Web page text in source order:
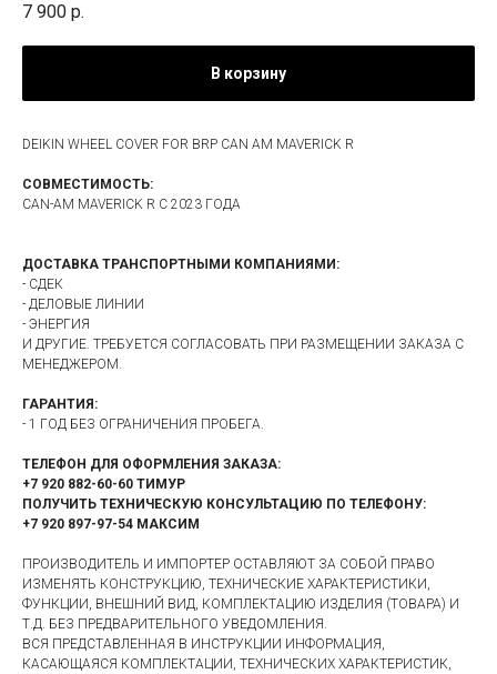
7 900 р.
В корзину
DEIKIN WHEEL COVER FOR BRP CAN AM MAVERICK R
СОВМЕСТИМОСТЬ:
CAN-AM MAVERICK R С 2023 ГОДА
ДОСТАВКА ТРАНСПОРТНЫМИ КОМПАНИЯМИ:
- СДЕК
- ДЕЛОВЫЕ ЛИНИИ
- ЭНЕРГИЯ
И ДРУГИЕ. ТРЕБУЕТСЯ СОГЛАСОВАТЬ ПРИ РАЗМЕЩЕНИИ ЗАКАЗА С
МЕНЕДЖЕРОМ.
ГАРАНТИЯ:
- 1 ГОД БЕЗ ОГРАНИЧЕНИЯ ПРОБЕГА.
ТЕЛЕФОН ДЛЯ ОФОРМЛЕНИЯ ЗАКАЗА:
+7 920 882-60-60 ТИМУР
ПОЛУЧИТЬ ТЕХНИЧЕСКУЮ КОНСУЛЬТАЦИЮ ПО ТЕЛЕФОНУ:
+7 920 897-97-54 МАКСИМ
ПРОИЗВОДИТЕЛЬ И ИМПОРТЕР ОСТАВЛЯЮТ ЗА СОБОЙ ПРАВО
ИЗМЕНЯТЬ КОНСТРУКЦИЮ, ТЕХНИЧЕСКИЕ ХАРАКТЕРИСТИКИ,
ФУНКЦИИ, ВНЕШНИЙ ВИД, КОМПЛЕКТАЦИЮ ИЗДЕЛИЯ (ТОВАРА) И
Т.Д. БЕЗ ПРЕДВАРИТЕЛЬНОГО УВЕДОМЛЕНИЯ.
ВСЯ ПРЕДСТАВЛЕННАЯ В ИНСТРУКЦИИ ИНФОРМАЦИЯ,
КАСАЮЩАЯСЯ КОМПЛЕКТАЦИИ, ТЕХНИЧЕСКИХ ХАРАКТЕРИСТИК,